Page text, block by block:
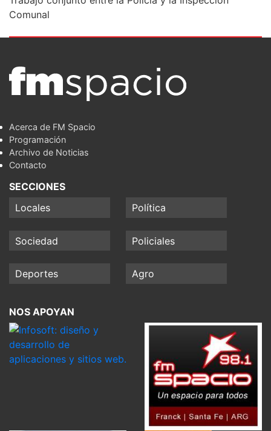
Comunal
Acerca de FM Spacio
Programación
Archivo de Noticias
Contacto
SECCIONES
Locales
Política
Sociedad Policiales
Deportes Agro
NOS APOYAN